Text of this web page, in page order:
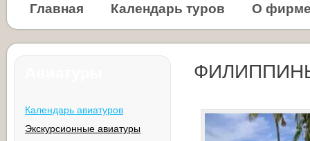
Главная Календарь туров О
Календарь авиатуров
Экскурсионные авиатуры